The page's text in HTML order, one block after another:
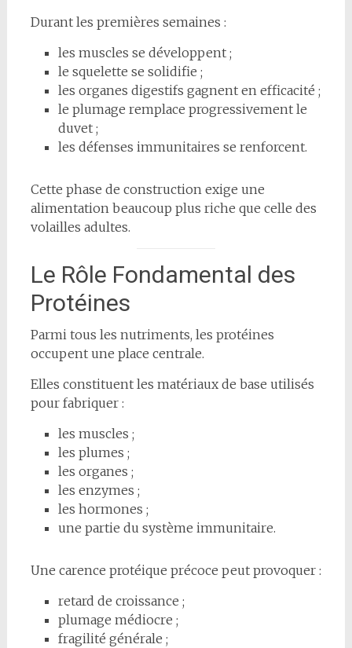
Durant les premières semaines :
les muscles se développent ;
le squelette se solidifie ;
les organes digestifs gagnent en efficacité ;
le plumage remplace progressivement le
duvet ;
les défenses immunitaires se renforcent.
Cette phase de construction exige une
alimentation beaucoup plus riche que celle des
volailles adultes.
Le Rôle Fondamental des
Protéines
Parmi tous les nutriments, les protéines
occupent une place centrale.
Elles constituent les matériaux de base utilisés
pour fabriquer :
les muscles ;
les plumes ;
les organes ;
les enzymes ;
les hormones ;
une partie du système immunitaire.
Une carence protéique précoce peut provoquer :
retard de croissance ;
plumage médiocre ;
fragilité générale ;